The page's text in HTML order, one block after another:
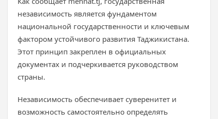
независимость является фундаментом
национальной государственности и ключевым
фактором устойчивого развития Таджикистана.
Этот принцип закреплен в официальных
документах и подчеркивается руководством
страны.
Независимость обеспечивает суверенитет и
возможность самостоятельно определять